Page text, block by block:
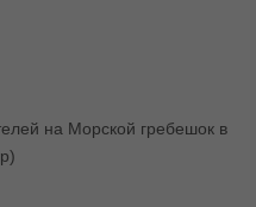
на Морской гребешок в